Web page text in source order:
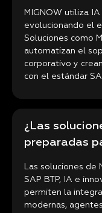
MIGNOW utiliza
evolucionando el
Soluciones como
automatizan el
corporativo y
con el estándar
¿Las
preparadas
Las soluciones de
SAP BTP, IA e
permiten la
modernas,